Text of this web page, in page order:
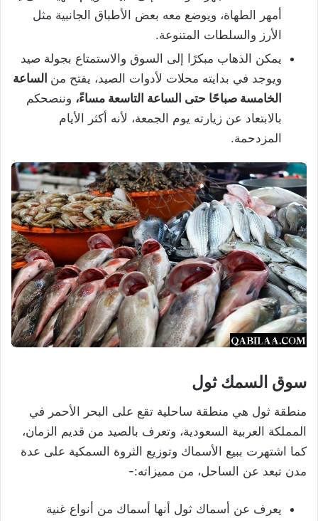
أمهر الطهاة، ويوضع معه بعض الأطباق الجانبية مثل
الأرز والسلطات المتنوعة.
يمكن الذهاب مبكرًا إلى السوق والاستمتاع بجولة صيد
ويوجد في بدايته محلات لأدوات الصيد، يفتح من الساعة
الخامسة صباحًا حتى الساعة التاسعة مساءً، وننصحكم
بالابتعاد عن زيارته يوم الجمعة، لأنه أكثر الأيام
المزدحمة.
سوق السمك ثول
منطقة ثول هي منطقة ساحلية تقع على البحر الأحمر في
المملكة العربية السعودية، وتعرف بالصيد من قديم الزمان،
كما اشتهرت ببيع الأسماك وتوزيع الثروة السمكية على عدة
مدن تبعد عن الساحل، من مميزاته:-
يعرف عن أسماك ثول أنها أسماك من أنواع غنية